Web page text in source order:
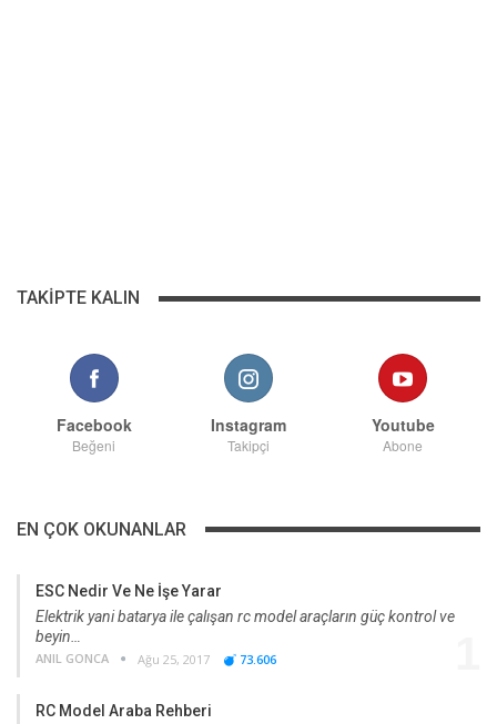
TAKIPTE KALIN
Facebook
Beğeni
Instagram
Takipçi
Youtube
Abone
EN ÇOK OKUNANLAR
ESC Nedir Ve Ne İşe Yarar
Elektrik yani batarya ile çalışan rc model araçların güç kontrol ve
beyin…
ANIL GONCA Ağu 25, 2017 73.606
RC Model Araba Rehberi